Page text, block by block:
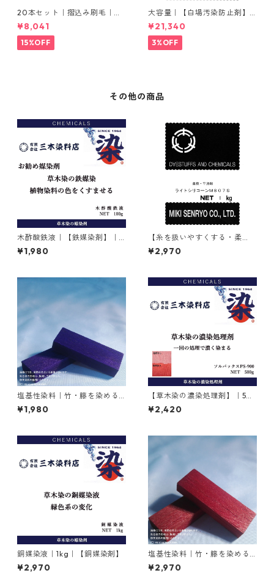
20本セット｜摺込み刷毛｜夏
毛（毛質が硬い）0.5分
¥8,041
15%OFF
大容量｜【白場汚染防止剤】
｜2kg×5本｜ホワイトクリー
ナＭ
¥21,340
3%OFF
その他の商品
木酢酸鉄液｜【鉄媒染剤】｜1
00g
¥1,980
【糸を扱いやすくする・柔
軟・平滑剤】｜1kg｜ライトシ
リコーンM807S
¥2,970
塩基性染料｜竹・籐を染める
｜20g｜メチルバイオレット
ピュアスペシャル（紫色）
¥1,980
【草木染の濃染処理剤】｜50
0g｜ソルバックスPSー900
¥2,420
銅媒染液｜1kg｜【銅媒染剤】
¥2,970
塩基性染料｜竹・籐を染める
｜100g｜M.Bビスマークブロ
¥2,970